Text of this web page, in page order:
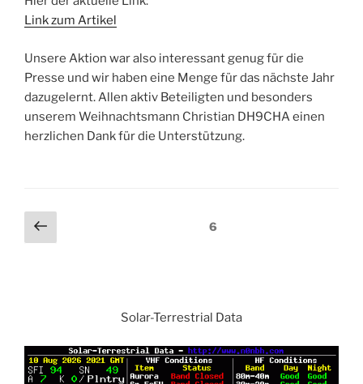
Link zum Artikel
Unsere Aktion war also interessant genug für die
Presse und wir haben eine Menge für das nächste Jahr
dazugelernt. Allen aktiv Beteiligten und besonders
unserem Weihnachtsmann Christian DH9CHA einen
herzlichen Dank für die Unterstützung.
Beitragsnavigation
Vorherige
Seite
Seite6
Solar-Terrestrial Data